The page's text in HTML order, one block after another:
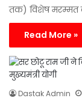
तक) विशेष मरम्मत
Read More »
Dastak Admin